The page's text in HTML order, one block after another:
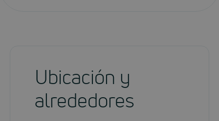
Ubicación y
alrededores